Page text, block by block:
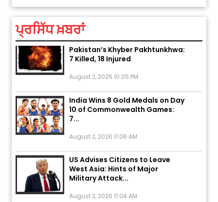
ਪ੍ਰਸਿੱਧ ਖ਼ਬਰਾਂ
August 5, 2026 6:23 AM
Explosion During Peace Rally in
Pakistan’s Khyber Pakhtunkhwa:
7 Killed, 18 Injured
India Wins 8 Gold Medals on Day
10 of Commonwealth Games:
7...
US Advises Citizens to Leave
West Asia: Hints of Major
Military Attack...